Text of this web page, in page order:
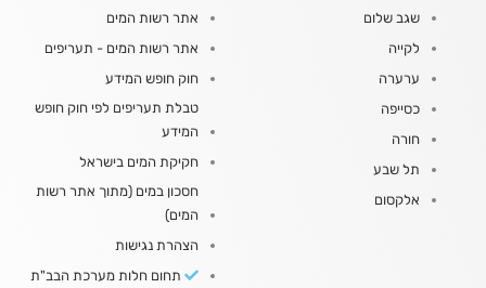
שגב שלום
לקייה
ערערה
כסייפה
חורה
תל שבע
אלקסום
אתר רשות המים
אתר רשות המים - תעריפים
חוק חופש המידע
טבלת תעריפים לפי חוק חופש
המידע
חקיקת המים בישראל
חסכון במים (מתוך אתר רשות
המים)
הצהרת נגישות
תחום חלות מערכת הבב"ת